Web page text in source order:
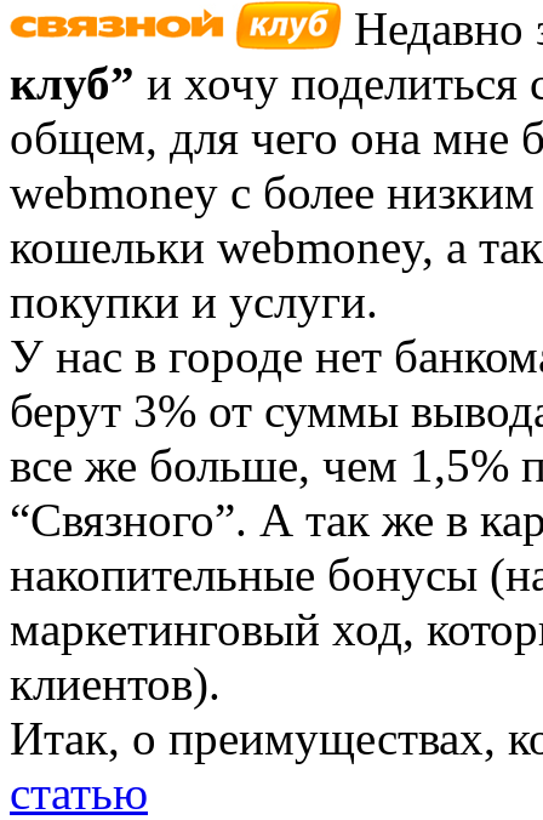
Недавно
клуб” и хочу
общем, для чего она мне
webmoney с более
кошельки webmoney, а
покупки и услуги.
У нас в городе нет
берут 3% от суммы
все же больше, чем 1,5%
“Связного”. А так же в
накопительные бонусы
маркетинговый ход,
клиентов).
Итак, о преимуществах,
статью